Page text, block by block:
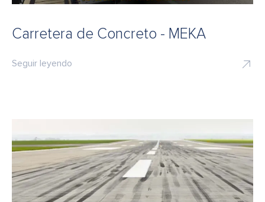
Carretera de Concreto - MEKA
Seguir leyendo